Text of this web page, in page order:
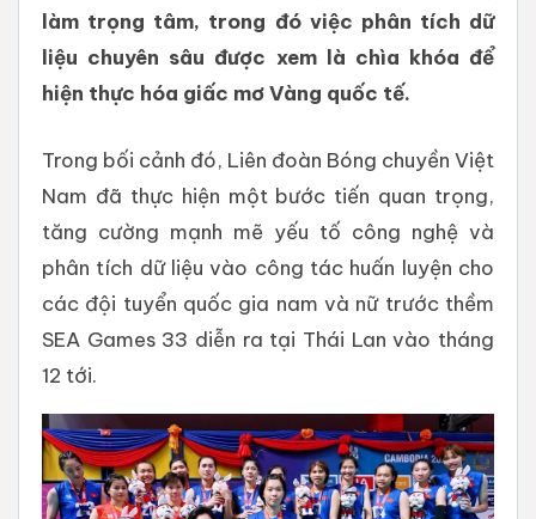
làm trọng tâm, trong đó việc phân tích dữ
liệu chuyên sâu được xem là chìa khóa để
hiện thực hóa giấc mơ Vàng quốc tế.
Trong bối cảnh đó, Liên đoàn Bóng chuyền Việt
Nam đã thực hiện một bước tiến quan trọng,
tăng cường mạnh mẽ yếu tố công nghệ và
phân tích dữ liệu vào công tác huấn luyện cho
các đội tuyển quốc gia nam và nữ trước thềm
SEA Games 33 diễn ra tại Thái Lan vào tháng
12 tới.